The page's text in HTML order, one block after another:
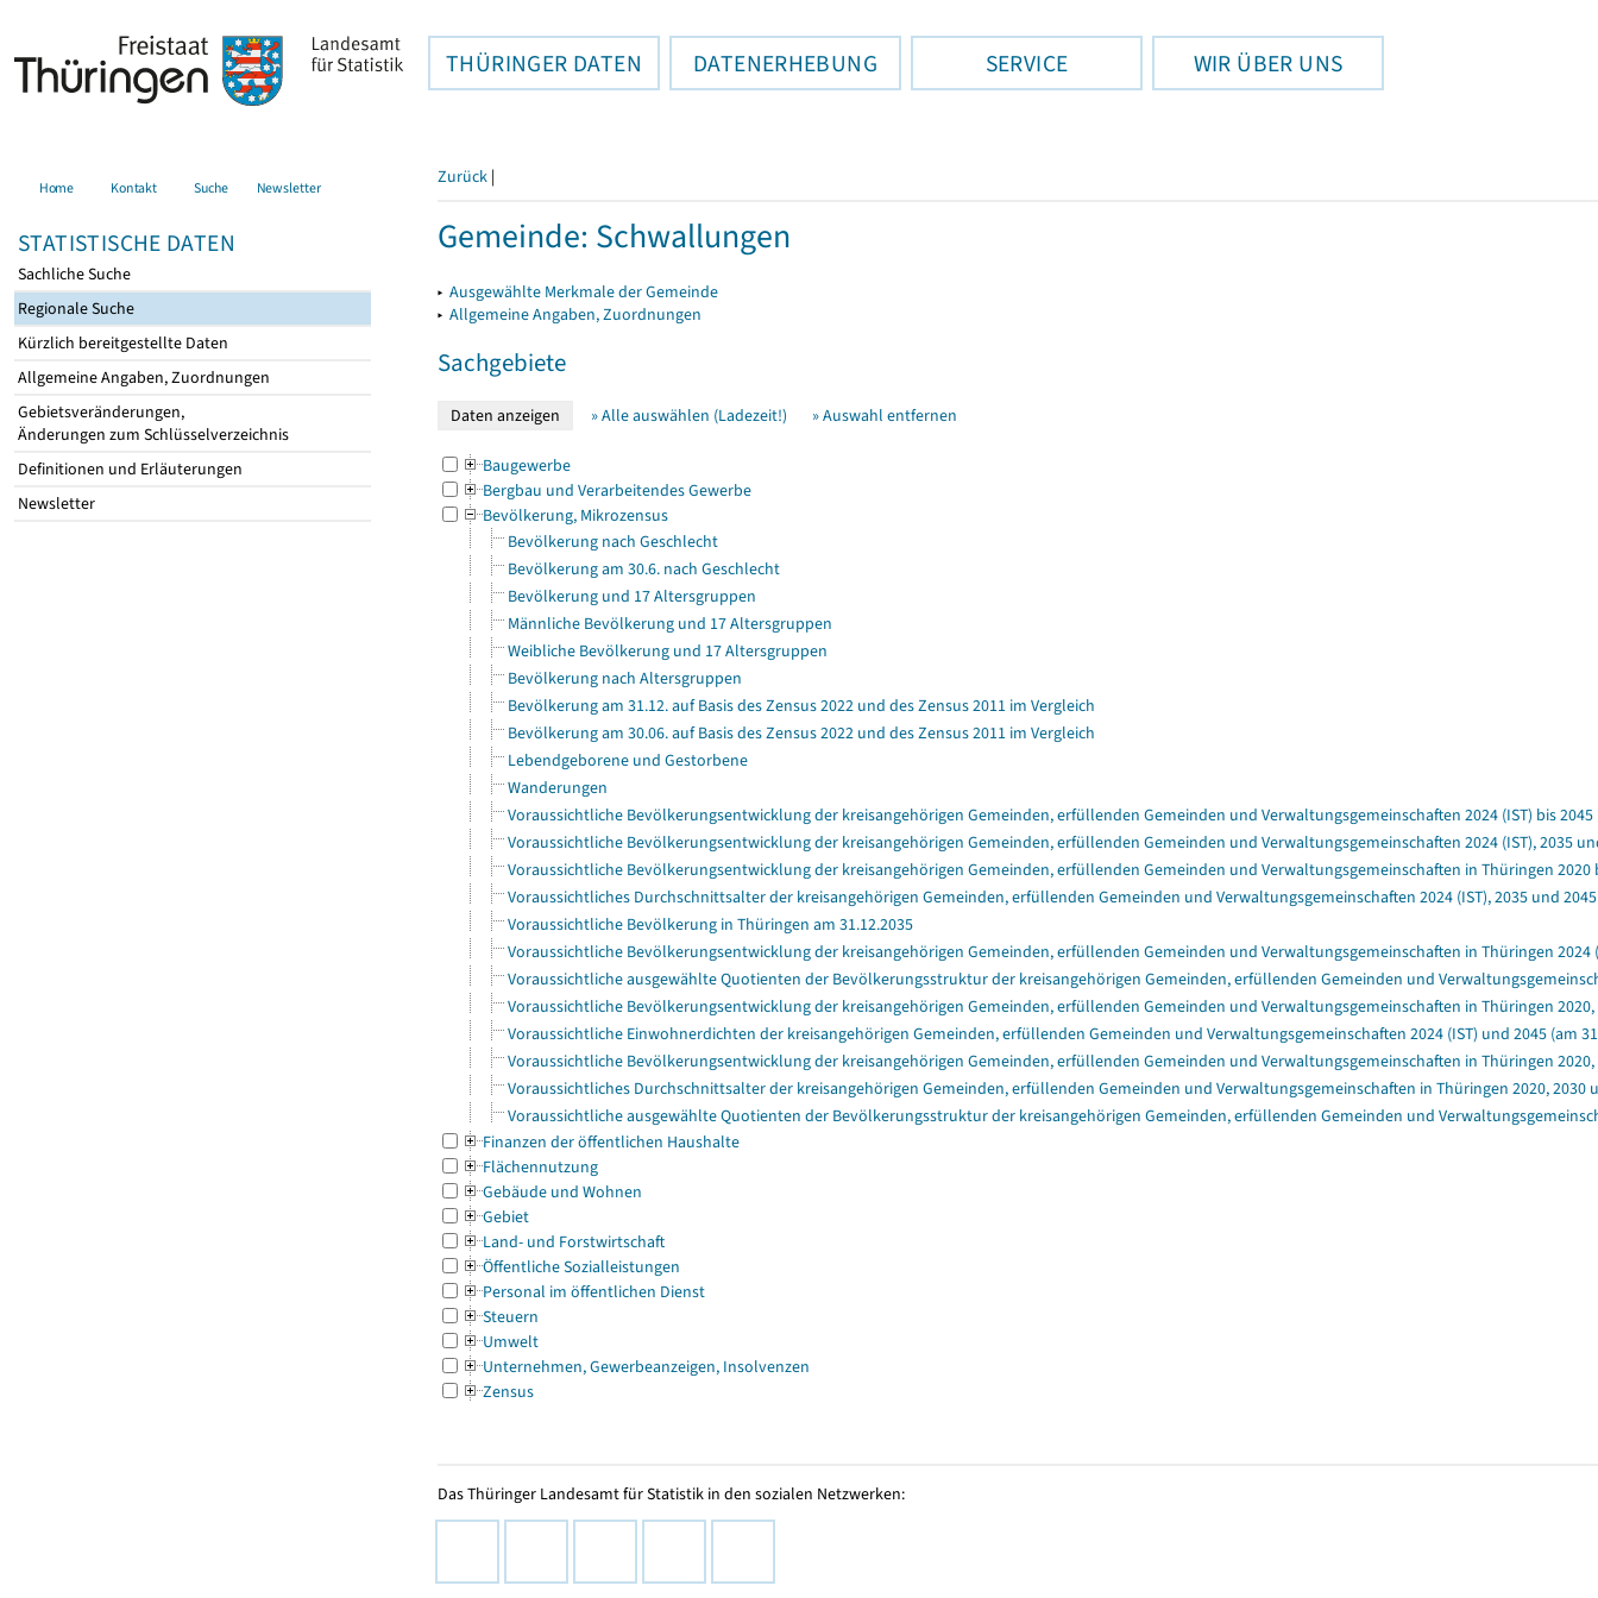
THÜRINGER DATEN DATENERHEBUNG SERVICE WIR ÜBER UNS
Home Kontakt Suche Newsletter
STATISTISCHE DATEN
Sachliche Suche
Regionale Suche
Kürzlich bereitgestellte Daten
Allgemeine Angaben, Zuordnungen
Gebietsveränderungen,
Änderungen zum Schlüsselverzeichnis
Definitionen und Erläuterungen
Newsletter
Zurück |
Gemeinde: Schwallungen
▸ Ausgewählte Merkmale der Gemeinde
▸ Allgemeine Angaben, Zuordnungen
Sachgebiete
» Alle auswählen (Ladezeit!) » Auswahl entfernen
Baugewerbe
Bergbau und Verarbeitendes Gewerbe
Bevölkerung, Mikrozensus
Bevölkerung nach Geschlecht
Bevölkerung am 30.6. nach Geschlecht
Bevölkerung und 17 Altersgruppen
Männliche Bevölkerung und 17 Altersgruppen
Weibliche Bevölkerung und 17 Altersgruppen
Bevölkerung nach Altersgruppen
Bevölkerung am 31.12. auf Basis des Zensus 2022 und des Zensus 2011 im Vergleich
Bevölkerung am 30.06. auf Basis des Zensus 2022 und des Zensus 2011 im Vergleich
Lebendgeborene und Gestorbene
Wanderungen
Voraussichtliche Bevölkerungsentwicklung der kreisangehörigen Gemeinden, erfüllenden Gemeinden und Verwaltungsgemeinschaften 2024 (IST) bis
Voraussichtliche Bevölkerungsentwicklung der kreisangehörigen Gemeinden, erfüllenden Gemeinden und Verwaltungsgemeinschaften 2024 (IST), 2035
Voraussichtliche Bevölkerungsentwicklung der kreisangehörigen Gemeinden, erfüllenden Gemeinden und Verwaltungsgemeinschaften in Thüringen 2020
Voraussichtliches Durchschnittsalter der kreisangehörigen Gemeinden, erfüllenden Gemeinden und Verwaltungsgemeinschaften 2024 (IST), 2035 und
Voraussichtliche Bevölkerung in Thüringen am 31.12.2035
Voraussichtliche Bevölkerungsentwicklung der kreisangehörigen Gemeinden, erfüllenden Gemeinden und Verwaltungsgemeinschaften in Thüringen
Voraussichtliche ausgewählte Quotienten der Bevölkerungsstruktur der kreisangehörigen Gemeinden, erfüllenden Gemeinden und
Voraussichtliche Bevölkerungsentwicklung der kreisangehörigen Gemeinden, erfüllenden Gemeinden und Verwaltungsgemeinschaften in Thüringen
Voraussichtliche Einwohnerdichten der kreisangehörigen Gemeinden, erfüllenden Gemeinden und Verwaltungsgemeinschaften 2024 (IST) und 2045 (am
Voraussichtliche Bevölkerungsentwicklung der kreisangehörigen Gemeinden, erfüllenden Gemeinden und Verwaltungsgemeinschaften in Thüringen 2020,
Voraussichtliches Durchschnittsalter der kreisangehörigen Gemeinden, erfüllenden Gemeinden und Verwaltungsgemeinschaften in Thüringen 2020, 2030
Voraussichtliche ausgewählte Quotienten der Bevölkerungsstruktur der kreisangehörigen Gemeinden, erfüllenden Gemeinden und
Finanzen der öffentlichen Haushalte
Flächennutzung
Gebäude und Wohnen
Gebiet
Land- und Forstwirtschaft
Öffentliche Sozialleistungen
Personal im öffentlichen Dienst
Steuern
Umwelt
Unternehmen, Gewerbeanzeigen, Insolvenzen
Zensus
Das Thüringer Landesamt für Statistik in den sozialen Netzwerken: